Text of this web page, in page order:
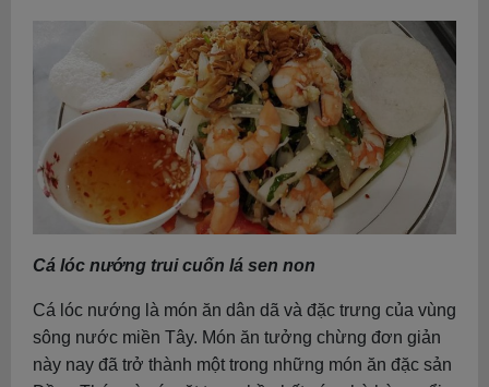
Cá lóc nướng trui cuốn lá sen non
Cá lóc nướng là món ăn dân dã và đặc trưng của vùng
sông nước miền Tây. Món ăn tưởng chừng đơn giản
này nay đã trở thành một trong những món ăn đặc sản